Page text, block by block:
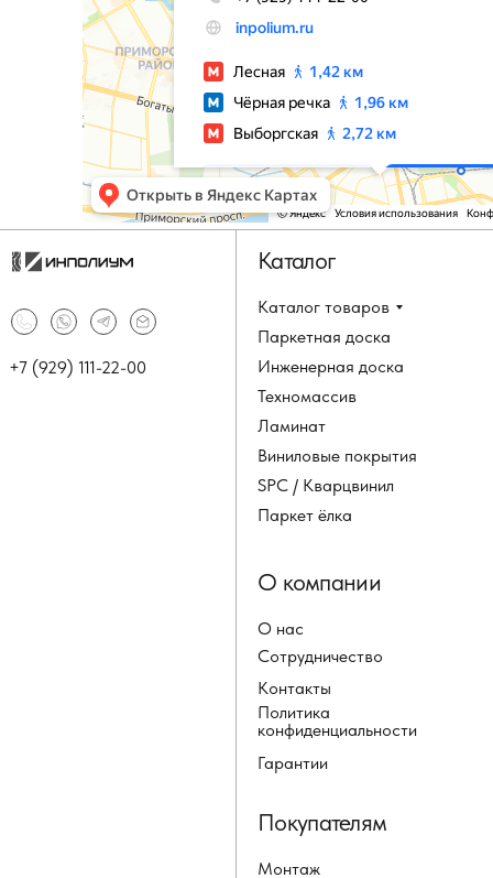
Каталог товаров
Паркетная доска
Инженерная доска
Техномассив
+7 (929) 111-22-00
Каталог
Ламинат
Виниловые покрытия
SPC / Кварцвинил
Паркет ёлка
О нас
Сотрудничество
Контакты
Политика
конфиденциальности
О компании
Монтаж
Покупателям
Гарантии